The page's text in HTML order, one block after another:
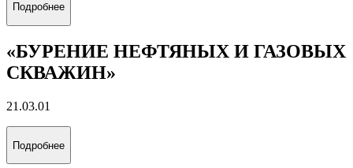
Подробнее
«БУРЕНИЕ НЕФТЯНЫХ И ГАЗОВЫХ
СКВАЖИН»
21.03.01
Подробнее